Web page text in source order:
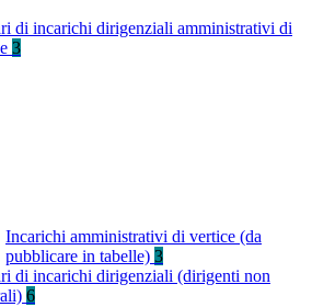
di incarichi dirigenziali amministrativi di
3
Incarichi amministrativi di vertice (da
pubblicare in tabelle) 3
di incarichi dirigenziali (dirigenti non
6